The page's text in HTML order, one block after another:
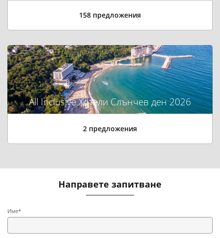
158 предложения
All Inclusive Хотели Слънчев ден 2026
2 предложения
Направете запитване
Име*